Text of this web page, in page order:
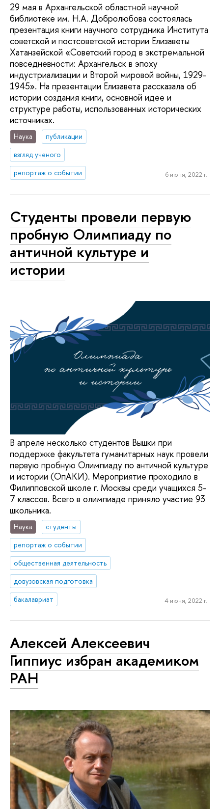
29 мая в Архангельской областной научной
библиотеке им. Н.А. Добролюбова состоялась
презентация книги научного сотрудника Института
советской и постсоветской истории Елизаветы
Хатанзейской «Советский город в экстремальной
повседневности: Архангельск в эпоху
индустриализации и Второй мировой войны, 1929-
1945». На презентации Елизавета рассказала об
истории создания книги, основной идее и
структуре работы, использованных исторических
источниках.
Наука
публикации
взгляд ученого
репортаж о событии
6 июня, 2022 г.
Студенты провели первую
пробную Олимпиаду по
античной культуре и
истории
В апреле несколько студентов Вышки при
поддержке факультета гуманитарных наук провели
первую пробную Олимпиаду по античной культуре
и истории (ОпАКИ). Мероприятие проходило в
Филипповской школе г. Москвы среди учащихся 5-
7 классов. Всего в олимпиаде приняло участие 93
школьника.
Наука
студенты
репортаж о событии
общественная деятельность
довузовская подготовка
бакалавриат
4 июня, 2022 г.
Алексей Алексеевич
Гиппиус избран академиком
РАН